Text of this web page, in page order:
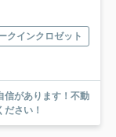
クインクロゼット
信があります！不動
さい！